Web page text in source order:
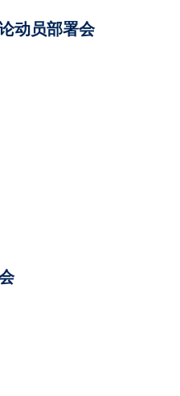
动员部署会